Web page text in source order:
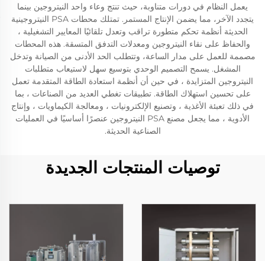
يعمل النظام في دورات متناوبة، حيث تنتج وعاء واحد النيتروجين بينما
يتجدد الآخر، مما يضمن الإنتاج المستمر. تمتلك محطات PSA النيتروجينية
الحديثة أنظمة تحكم متطورة تراقب وتعدل تلقائيًا المعايير التشغيلية ،
والحفاظ على نقاء النيتروجين ومعدلات التدفق المتسقة. هذه المحطات
مصممة للعمل على مدار الساعة، وتتطلب الحد الأدنى من الصيانة وتدخل
المشغل. يسمح التصميم الوحدي بتوسيع سهل لاستيعاب متطلبات
النيتروجين المتزايدة ، في حين أن أنظمة استعادة الطاقة المتقدمة تعمل
على تحسين استهلاك الطاقة. تطبيقات تغطي العديد من الصناعات ، بما
في ذلك تعبئة الأغذية ، وتصنيع الإلكترونيات ، ومعالجة الكيماويات ، وإنتاج
الأدوية ، مما يجعل مصنع PSA النيتروجين عنصرًا أساسيًا في العمليات
الصناعية الحديثة.
توصيات المنتجات الجديدة